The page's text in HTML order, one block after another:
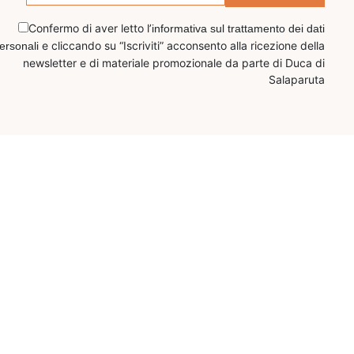
Confermo di aver letto l’informativa sul trattamento dei dati
e cliccando su “Iscriviti” acconsento alla ricezione della
newsletter e di materiale promozionale da parte di Duca di
Salaparuta